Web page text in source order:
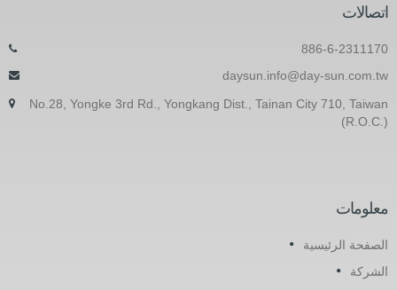
اتصالات
886-6-2311170
daysun.info@day-sun.com.tw
No.28, Yongke 3rd Rd., Yongkang Dist., Tainan City 710, Taiwan
(R.O.C.)
معلومات
الصفحة الرئيسية
الشركة